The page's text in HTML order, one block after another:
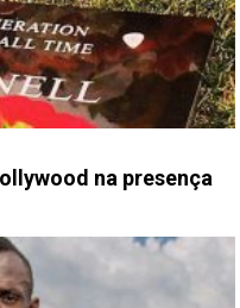
na presença